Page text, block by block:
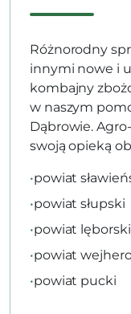
Różnorodny
innymi nowe i
kombajny
w naszym
Dąbrowie.
swoją opieką
•powiat
•powiat słupski
•powiat lęborski
•powiat
•powiat pucki